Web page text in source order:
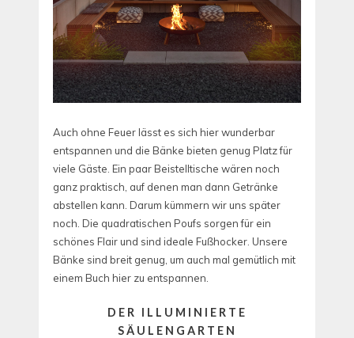
Auch ohne Feuer lässt es sich hier wunderbar
entspannen und die Bänke bieten genug Platz für
viele Gäste. Ein paar Beistelltische wären noch
ganz praktisch, auf denen man dann Getränke
abstellen kann. Darum kümmern wir uns später
noch. Die quadratischen Poufs sorgen für ein
schönes Flair und sind ideale Fußhocker. Unsere
Bänke sind breit genug, um auch mal gemütlich mit
einem Buch hier zu entspannen.
DER ILLUMINIERTE
SÄULENGARTEN